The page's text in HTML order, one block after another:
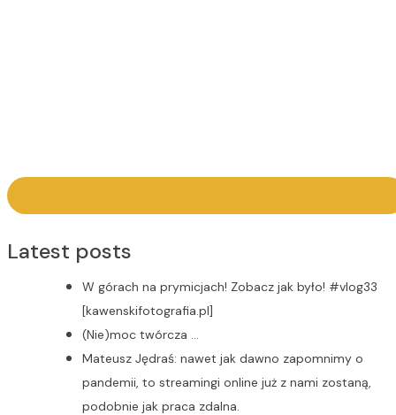
Latest posts
W górach na prymicjach! Zobacz jak było! #vlog33
[kawenskifotografia.pl]
(Nie)moc twórcza …
Mateusz Jędraś: nawet jak dawno zapomnimy o
pandemii, to streamingi online już z nami zostaną,
podobnie jak praca zdalna.